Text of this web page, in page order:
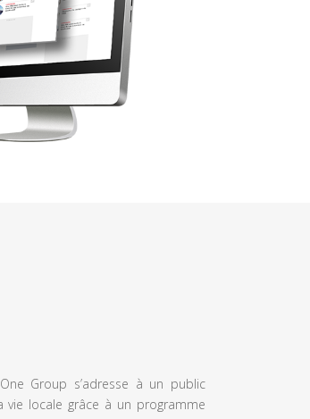
Group s’adresse à un public
vie locale grâce à un programme